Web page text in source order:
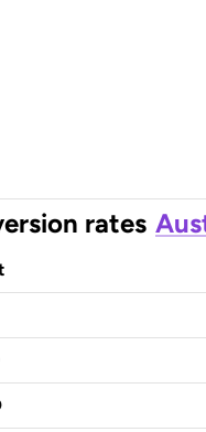
rates